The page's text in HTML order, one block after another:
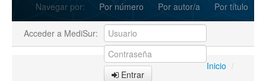
Actual
Archivos
Navegar por: Por número Por autor/a Por título
Acceder a MediSur:
Entrar
Inicio /